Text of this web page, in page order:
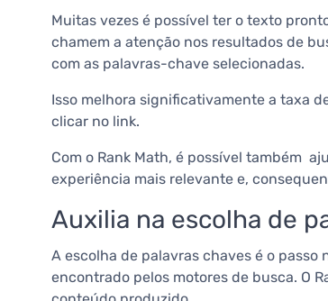
Muitas vezes é possível ter o texto
chamem a atenção nos resultados de
com as palavras-chave selecionadas.
Isso melhora significativamente a taxa
clicar no link.
Com o Rank Math, é possível também
experiência mais relevante e,
Auxilia na escolha de
A escolha de palavras chaves é o
encontrado pelos motores de busca. O